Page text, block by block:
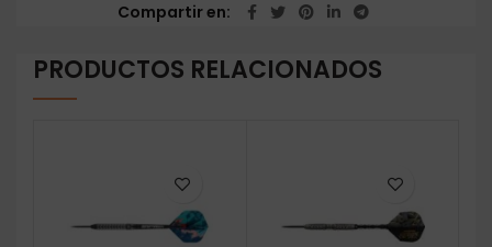
Compartir en
PRODUCTOS RELACIONADOS